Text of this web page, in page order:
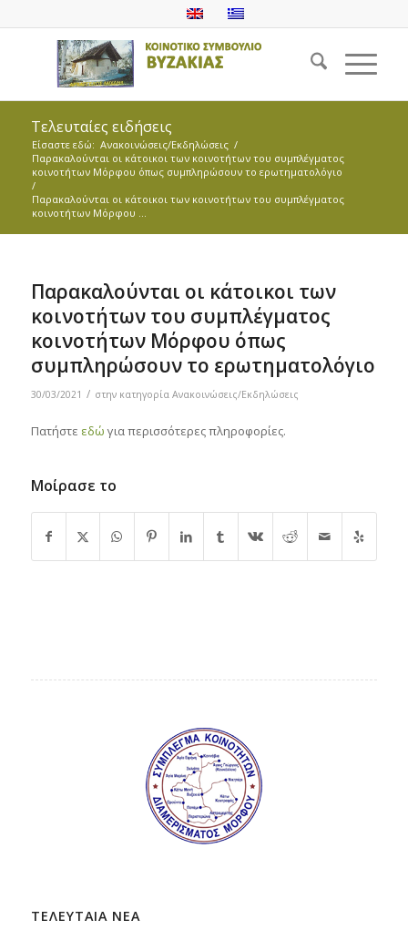
Τελευταίες ειδήσεις
Είσαστε εδώ: Ανακοινώσεις/Εκδηλώσεις /
Παρακαλούνται οι κάτοικοι των κοινοτήτων του συμπλέγματος
κοινοτήτων Μόρφου όπως συμπληρώσουν το ερωτηματολόγιο
/
Παρακαλούνται οι κάτοικοι των κοινοτήτων του συμπλέγματος
κοινοτήτων Μόρφου ...
Παρακαλούνται οι κάτοικοι των
κοινοτήτων του συμπλέγματος
κοινοτήτων Μόρφου όπως
συμπληρώσουν το ερωτηματολόγιο
30/03/2021 / στην κατηγορία Ανακοινώσεις/Εκδηλώσεις
Πατήστε εδώ για περισσότερες πληροφορίες.
Μοίρασε το
ΤΕΛΕΥΤΑΙΑ ΝΕΑ